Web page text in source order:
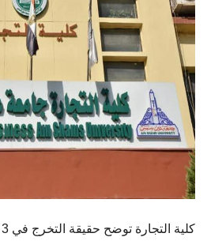
كلية التجارة توضح حقيقة التخرج في 3 سنوات